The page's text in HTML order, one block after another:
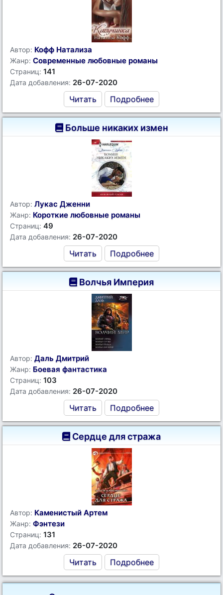
Автор: Кофф Натализа
Жанр: Современные любовные романы
Страниц: 141
Дата добавления: 26-07-2020
Читать Подробнее
Больше никаких измен
Автор: Лукас Дженни
Жанр: Короткие любовные романы
Страниц: 49
Дата добавления: 26-07-2020
Читать Подробнее
Волчья Империя
Автор: Даль Дмитрий
Жанр: Боевая фантастика
Страниц: 103
Дата добавления: 26-07-2020
Читать Подробнее
Сердце для стража
Автор: Каменистый Артем
Жанр: Фэнтези
Страниц: 131
Дата добавления: 26-07-2020
Читать Подробнее